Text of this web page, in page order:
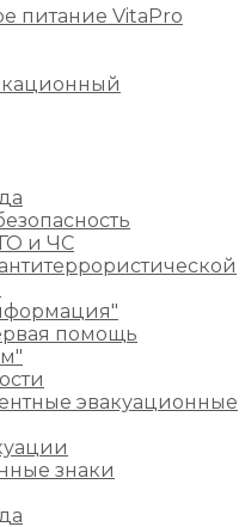
питание VitaPro
и ЧС
помощь
эвакуационные
знаки